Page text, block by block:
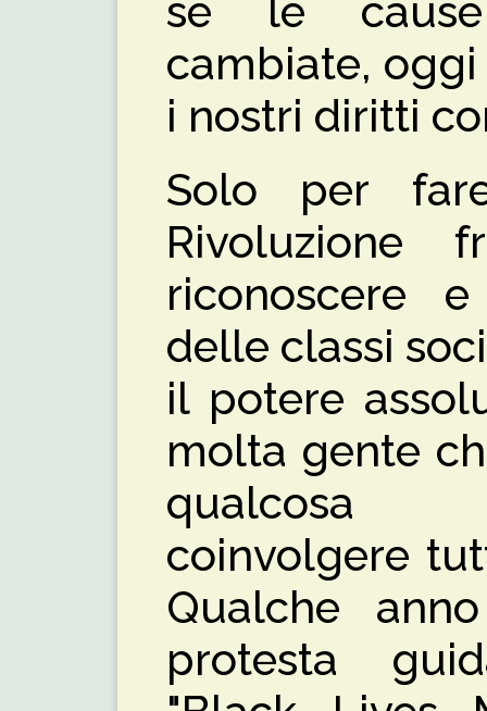
se le cause
cambiate,
i nostri diritti
Solo per
Rivoluzione
riconoscere
delle classi
il potere
molta gente
qualcosa
coinvolgere
Qualche
protesta